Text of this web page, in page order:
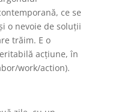
ce se
o nevoie de soluții
trăim. E o
acțiune, în
work/action).